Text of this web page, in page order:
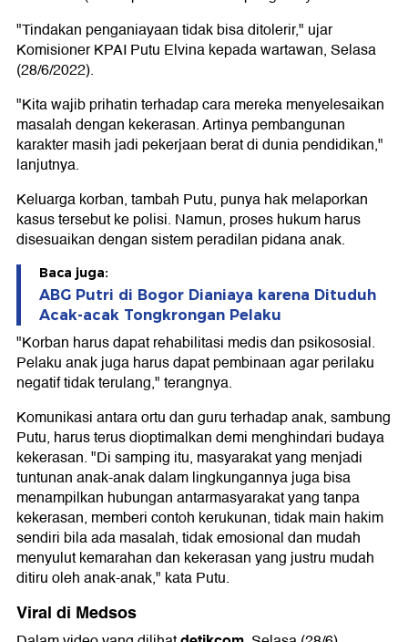
"Tindakan penganiayaan tidak bisa ditolerir," ujar
Komisioner KPAI Putu Elvina kepada wartawan, Selasa
(28/6/2022).
"Kita wajib prihatin terhadap cara mereka menyelesaikan
masalah dengan kekerasan. Artinya pembangunan
karakter masih jadi pekerjaan berat di dunia pendidikan,"
lanjutnya.
Keluarga korban, tambah Putu, punya hak melaporkan
kasus tersebut ke polisi. Namun, proses hukum harus
disesuaikan dengan sistem peradilan pidana anak.
Baca juga:
ABG Putri di Bogor Dianiaya karena Dituduh
Acak-acak Tongkrongan Pelaku
"Korban harus dapat rehabilitasi medis dan psikososial.
Pelaku anak juga harus dapat pembinaan agar perilaku
negatif tidak terulang," terangnya.
Komunikasi antara ortu dan guru terhadap anak, sambung
Putu, harus terus dioptimalkan demi menghindari budaya
kekerasan. "Di samping itu, masyarakat yang menjadi
tuntunan anak-anak dalam lingkungannya juga bisa
menampilkan hubungan antarmasyarakat yang tanpa
kekerasan, memberi contoh kerukunan, tidak main hakim
sendiri bila ada masalah, tidak emosional dan mudah
menyulut kemarahan dan kekerasan yang justru mudah
ditiru oleh anak-anak," kata Putu.
Viral di Medsos